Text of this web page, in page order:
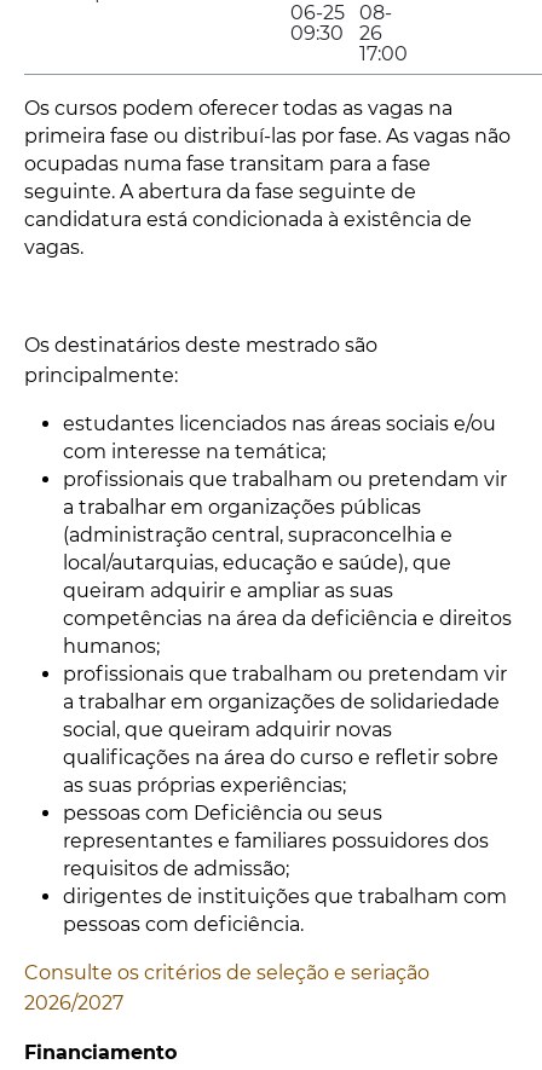
06-25
09:30
08-
26
17:00
Os cursos podem oferecer todas as vagas na
primeira fase ou distribuí-las por fase. As vagas não
ocupadas numa fase transitam para a fase
seguinte. A abertura da fase seguinte de
candidatura está condicionada à existência de
vagas.
Os destinatários deste mestrado são
principalmente:
estudantes licenciados nas áreas sociais e/ou
com interesse na temática;
profissionais que trabalham ou pretendam vir
a trabalhar em organizações públicas
(administração central, supraconcelhia e
local/autarquias, educação e saúde), que
queiram adquirir e ampliar as suas
competências na área da deficiência e direitos
humanos;
profissionais que trabalham ou pretendam vir
a trabalhar em organizações de solidariedade
social, que queiram adquirir novas
qualificações na área do curso e refletir sobre
as suas próprias experiências;
pessoas com Deficiência ou seus
representantes e familiares possuidores dos
requisitos de admissão;
dirigentes de instituições que trabalham com
pessoas com deficiência.
Consulte os critérios de seleção e seriação
2026/2027
Financiamento